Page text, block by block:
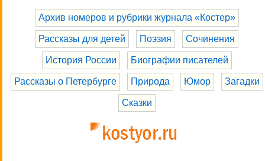
Архив номеров и рубрики журнала «Костер»
Рассказы для детей Поэзия Сочинения
История России Биографии писателей
Рассказы о Петербурге Природа Юмор Загадки
Сказки